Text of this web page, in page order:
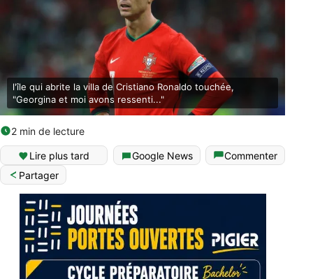
l'île qui abrite la villa de Cristiano Ronaldo touchée,
"Georgina et moi avons ressenti..."
2 min de lecture
Lire plus tard Google News
Commenter
Partager